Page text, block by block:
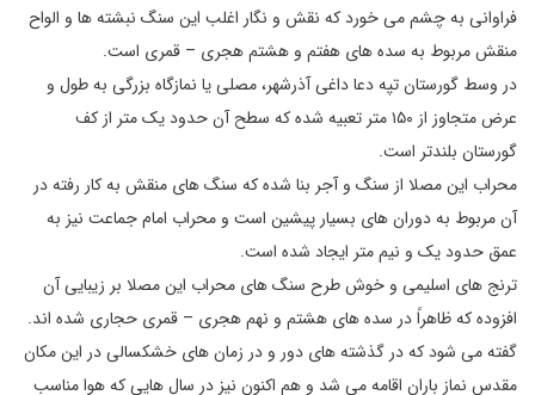
فراوانی به چشم می خورد که نقش و نگار اغلب این سنگ نبشته ها و الواح
منقش مربوط به سده های هفتم و هشتم هجری – قمری است.
در وسط گورستان تپه دعا داغی آذرشهر، مصلی یا نمازگاه بزرگی به طول و
عرض متجاوز از ۱۵۰ متر تعبیه شده که سطح آن حدود یک متر از کف
گورستان بلندتر است.
محراب این مصلا از سنگ و آجر بنا شده که سنگ های منقش به کار رفته در
آن مربوط به دوران های بسیار پیشین است و محراب امام جماعت نیز به
عمق حدود یک و نیم متر ایجاد شده است.
ترنج های اسلیمی و خوش طرح سنگ های محراب این مصلا بر زیبایی آن
افزوده که ظاهراً در سده های هشتم و نهم هجری – قمری حجاری شده اند.
گفته می شود که در گذشته های دور و در زمان های خشکسالی در این مکان
مقدس نماز باران اقامه می شد و هم اکنون نیز در سال هایی که هوا مناسب